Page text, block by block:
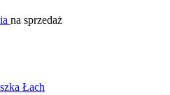
na sprzedaż